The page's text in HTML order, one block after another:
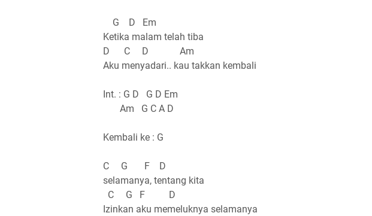
G D Em
Ketika malam telah tiba
D C D Am
Aku menyadari.. kau takkan kembali
Int. : G D G D Em
Am G C A D
Kembali ke : G
C G F D
selamanya, tentang kita
C G F D
Izinkan aku memeluknya selamanya